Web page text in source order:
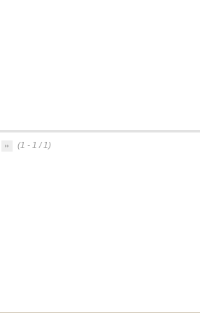
(1 - 1 / 1)